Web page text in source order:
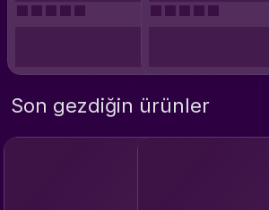
Son gezdiğin ürünler